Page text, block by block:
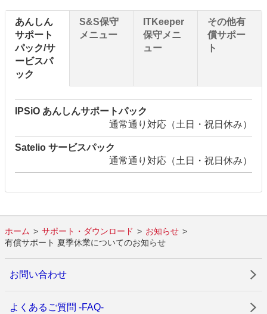
あんしん
サポート
パック/サ
ービスパ
ック
S&S保守
メニュー
ITKeeper
保守メニ
ュー
その他有
償サポー
ト
IPSiO あんしんサポートパック
通常通り対応（土日・祝日休み）
Satelio サービスパック
通常通り対応（土日・祝日休み）
ホーム サポート・ダウンロード
お知らせ
有償サポート 夏季休業についてのお知らせ
お問い合わせ
よくあるご質問 -FAQ-